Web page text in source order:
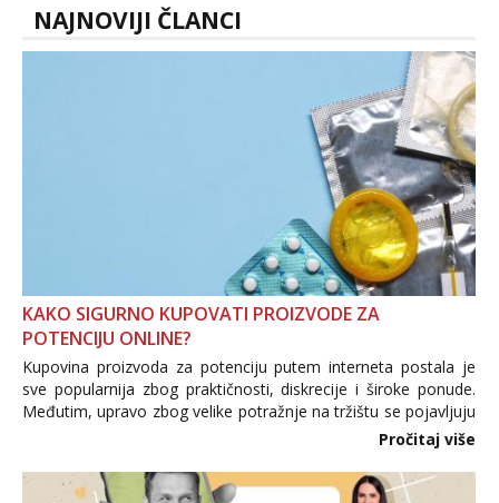
s kolegica...
NAJNOVIJI ČLANCI
KAKO SIGURNO KUPOVATI PROIZVODE ZA
POTENCIJU ONLINE?
Kupovina proizvoda za potenciju putem interneta postala je
sve popularnija zbog praktičnosti, diskrecije i široke ponude.
Međutim, upravo zbog velike potražnje na tržištu se pojavljuju
i brojni krivotvoreni proizvodi, nepouzdane internetske
Pročitaj više